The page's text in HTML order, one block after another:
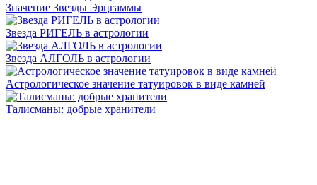
Значение Звезды Эрцгаммы
Звезда РИГЕЛЬ в астрологии
Звезда АЛГОЛЬ в астрологии
Астрологическое значение татуировок в виде камней
Талисманы: добрые хранители